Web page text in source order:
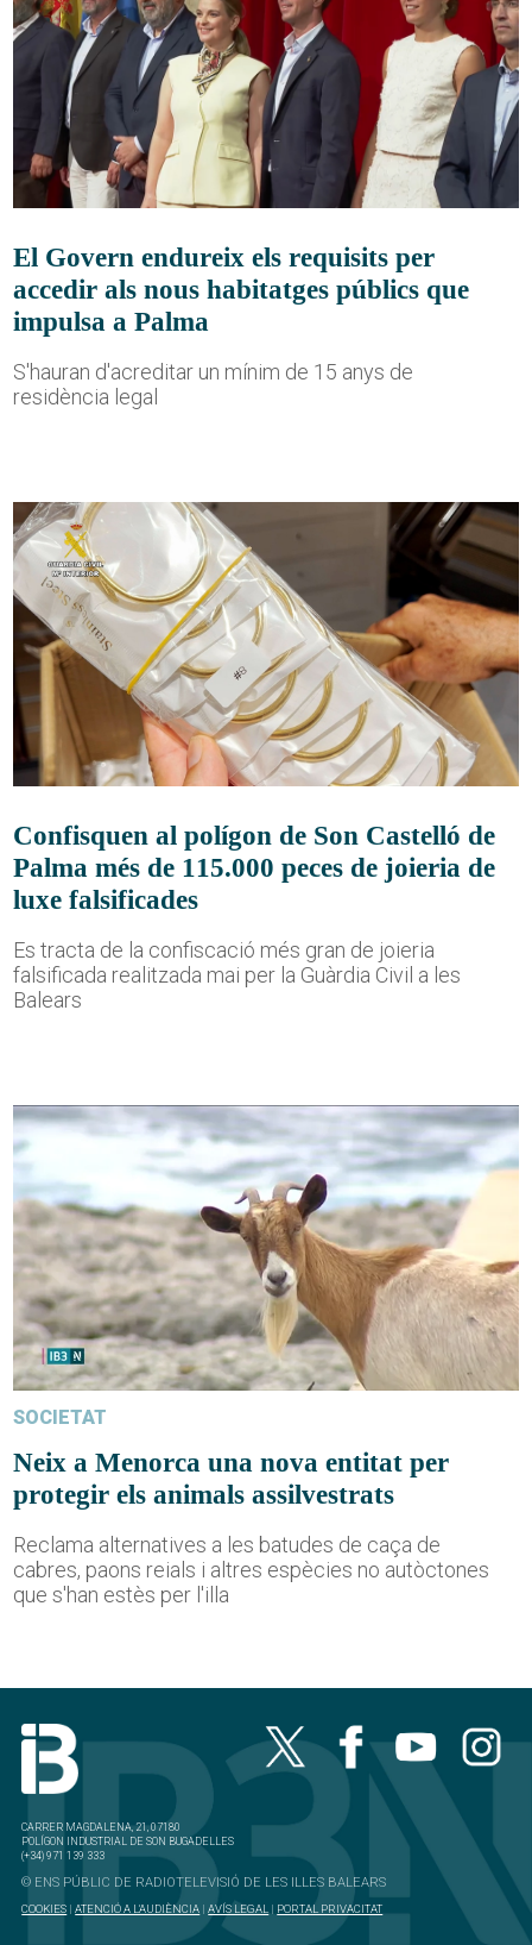
El Govern endureix els requisits per
accedir als nous habitatges públics que
impulsa a Palma
S'hauran d'acreditar un mínim de 15 anys de
residència legal
Confisquen al polígon de Son Castelló de
Palma més de 115.000 peces de joieria de
luxe falsificades
Es tracta de la confiscació més gran de joieria
falsificada realitzada mai per la Guàrdia Civil a les
Balears
SOCIETAT
Neix a Menorca una nova entitat per
protegir els animals assilvestrats
Reclama alternatives a les batudes de caça de
cabres, paons reials i altres espècies no autòctones
que s'han estès per l'illa
CARRER MAGDALENA, 21, 07180
POLÍGON INDUSTRIAL DE SON BUGADELLES
(+34) 971 139 333
© ENS PÚBLIC DE RADIOTELEVISIÓ DE LES ILLES BALEARS
COOKIES |ATENCIÓ A L'AUDIÈNCIA |AVÍS LEGAL | PORTAL PRIVACITAT